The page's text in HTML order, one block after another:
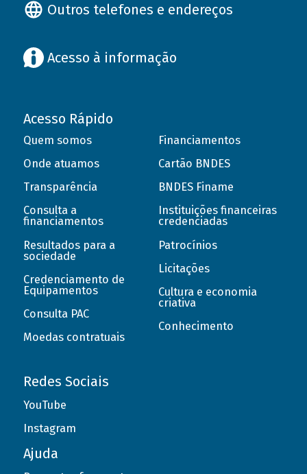
Outros telefones e endereços
Acesso à informação
Acesso Rápido
Quem somos
Onde atuamos
Transparência
Consulta a
financiamentos
Resultados para a
sociedade
Credenciamento de
Equipamentos
Consulta PAC
Moedas contratuais
Financiamentos
Cartão BNDES
BNDES Finame
Instituições financeiras
credenciadas
Patrocínios
Licitações
Cultura e economia
criativa
Conhecimento
Redes Sociais
YouTube
Instagram
Ajuda